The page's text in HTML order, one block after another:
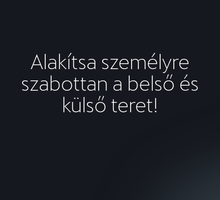
Alakítsa személyre
szabottan a belső és
külső teret!